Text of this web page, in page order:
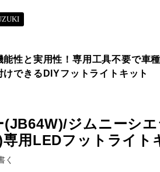
能性と実用性！専用工具不要で車
けできるDIYフットライトキット
(JB64W)/ジムニーシエ
用LEDフットライト
く